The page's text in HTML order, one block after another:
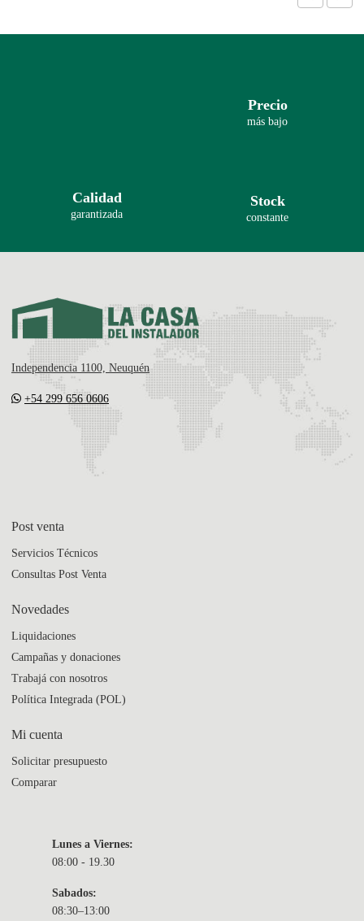
Precio
más bajo
Calidad
garantizada
Stock
constante
Independencia 1100, Neuquén
+54 299 656 0606
Post venta
Servicios Técnicos
Consultas Post Venta
Novedades
Liquidaciones
Campañas y donaciones
Trabajá con nosotros
Política Integrada (POL)
Mi cuenta
Solicitar presupuesto
Comparar
Lunes a Viernes:
08:00 - 19.30
Sabados:
08:30–13:00